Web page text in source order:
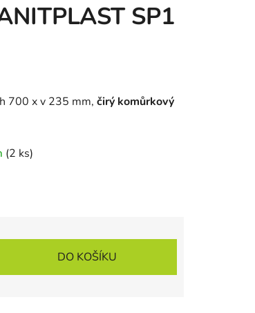
SP1
700 x v 235 mm, čirý komůrkový
(2 ks)
DO KOŠÍKU